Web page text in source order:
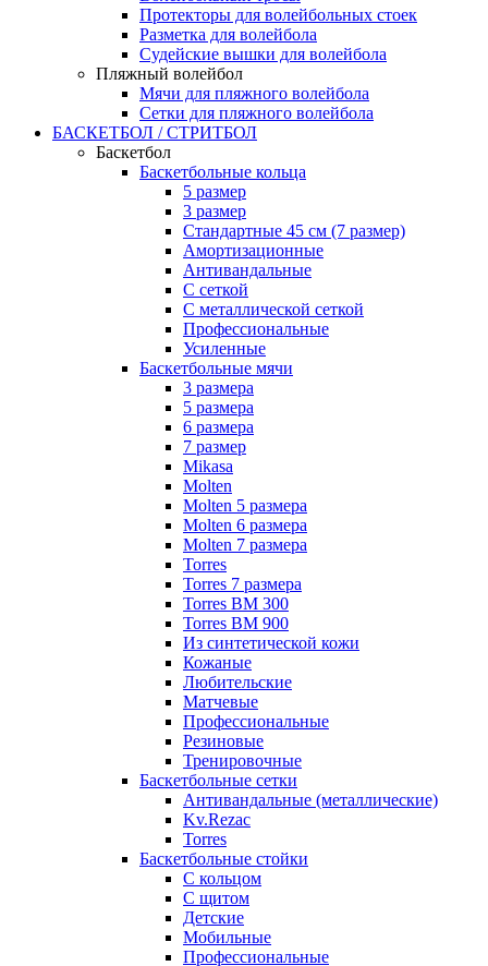
Протекторы для волейбольных стоек
Разметка для волейбола
Судейские вышки для волейбола
Пляжный волейбол
Мячи для пляжного волейбола
Сетки для пляжного волейбола
БАСКЕТБОЛ / СТРИТБОЛ
Баскетбол
Баскетбольные кольца
5 размер
3 размер
Стандартные 45 см (7 размер)
Амортизационные
Антивандальные
С сеткой
С металлической сеткой
Профессиональные
Усиленные
Баскетбольные мячи
3 размера
5 размера
6 размера
7 размер
Mikasa
Molten
Molten 5 размера
Molten 6 размера
Molten 7 размера
Torres
Torres 7 размера
Torres BM 300
Torres BM 900
Из синтетической кожи
Кожаные
Любительские
Матчевые
Профессиональные
Резиновые
Тренировочные
Баскетбольные сетки
Антивандальные (металлические)
Kv.Rezac
Torres
Баскетбольные стойки
С кольцом
С щитом
Детские
Мобильные
Профессиональные